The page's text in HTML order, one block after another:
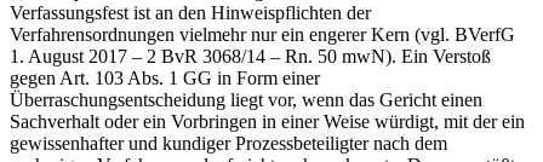
Verfassungsfest ist an den Hinweispflichten der
Verfahrensordnungen vielmehr nur ein engerer Kern (vgl. BVerfG
1. August 2017 – 2 BvR 3068/14 – Rn. 50 mwN). Ein Verstoß
gegen Art. 103 Abs. 1 GG in Form einer
Überraschungsentscheidung liegt vor, wenn das Gericht einen
Sachverhalt oder ein Vorbringen in einer Weise würdigt, mit der ein
gewissenhafter und kundiger Prozessbeteiligter nach dem